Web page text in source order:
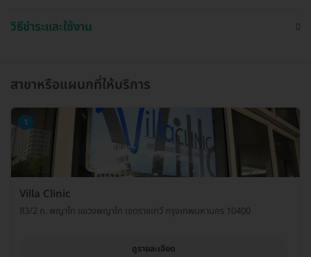
วิธีชำระและใช้งาน
สาขาหรือแผนกที่ให้บริการ
1
Villa Clinic
83/2 ถ. พญาไท แขวงพญาไท เขตราชเทวี กรุงเทพมหานคร 10400
ดูรายละเอียด